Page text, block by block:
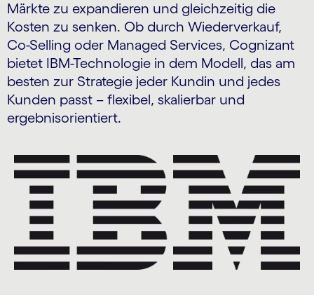
Märkte zu expandieren und gleichzeitig die
Kosten zu senken. Ob durch Wiederverkauf,
Co-Selling oder Managed Services, Cognizant
bietet IBM-Technologie in dem Modell, das am
besten zur Strategie jeder Kundin und jedes
Kunden passt – flexibel, skalierbar und
ergebnisorientiert.